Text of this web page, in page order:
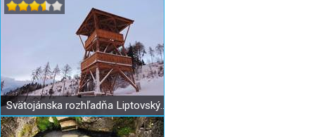
Svätojánska rozhľadňa Liptovský Ján